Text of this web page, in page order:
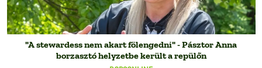
"A stewardess nem akart fölengedni" - Pásztor Anna
borzasztó helyzetbe került a repülőn